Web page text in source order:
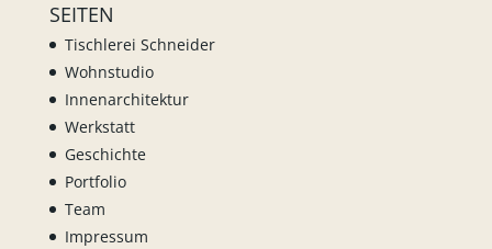
SEITEN
Tischlerei Schneider
Wohnstudio
Innenarchitektur
Werkstatt
Geschichte
Portfolio
Team
Impressum